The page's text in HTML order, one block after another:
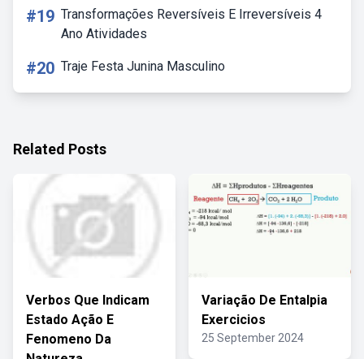
#19 Transformações Reversíveis E Irreversíveis 4
Ano Atividades
#20 Traje Festa Junina Masculino
Related Posts
Verbos Que Indicam
Estado Ação E
Fenomeno Da
Variação De Entalpia
Exercicios
25 September 2024